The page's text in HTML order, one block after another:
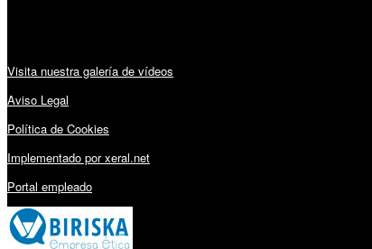
Visita nuestra galería de vídeos
Aviso Legal
Política de Cookies
Implementado por xeral.net
Portal empleado